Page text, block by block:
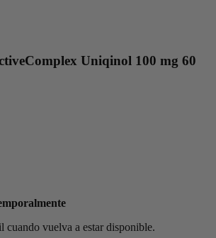
Uniqinol 100 mg 60
cuando vuelva a estar disponible.